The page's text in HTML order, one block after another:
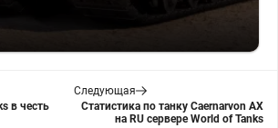
в честь
Следующая
Статистика по танку Caernarvon AX
на RU сервере World of Tanks